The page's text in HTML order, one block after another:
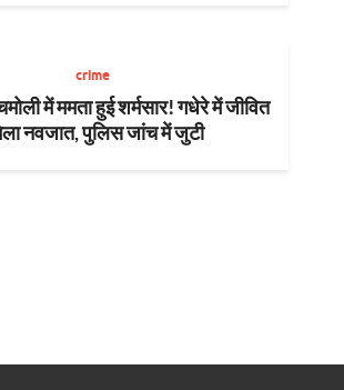
crime
में ममता हुई शर्मसार! गधेरे में जीवित
नवजात, पुलिस जांच में जुटी